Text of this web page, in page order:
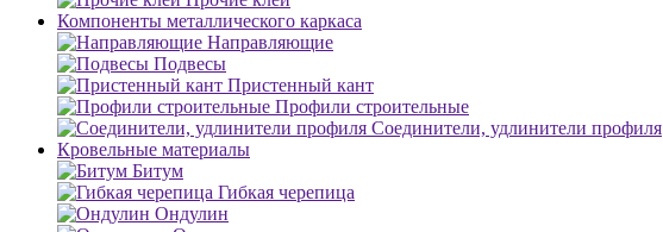
Компоненты металлического каркаса
Направляющие
Подвесы
Пристенный кант
Профили строительные
Соединители, удлинители профиля
Кровельные материалы
Битум
Гибкая черепица
Ондулин